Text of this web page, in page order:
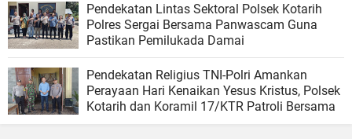
Pendekatan Lintas Sektoral Polsek Kotarih
Polres Sergai Bersama Panwascam Guna
Pastikan Pemilukada Damai
Pendekatan Religius TNI-Polri Amankan
Perayaan Hari Kenaikan Yesus Kristus, Polsek
Kotarih dan Koramil 17/KTR Patroli Bersama